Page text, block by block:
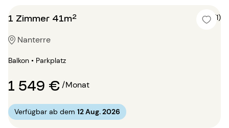
1 Zimmer 41m² 5 (1)
Nanterre
Balkon • Parkplatz
1 549 €/Monat
Verfügbar ab dem 12 Aug. 2026